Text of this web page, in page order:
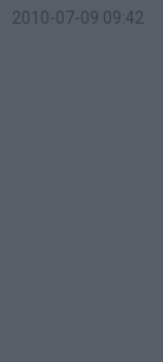
2010-07-09 09:42